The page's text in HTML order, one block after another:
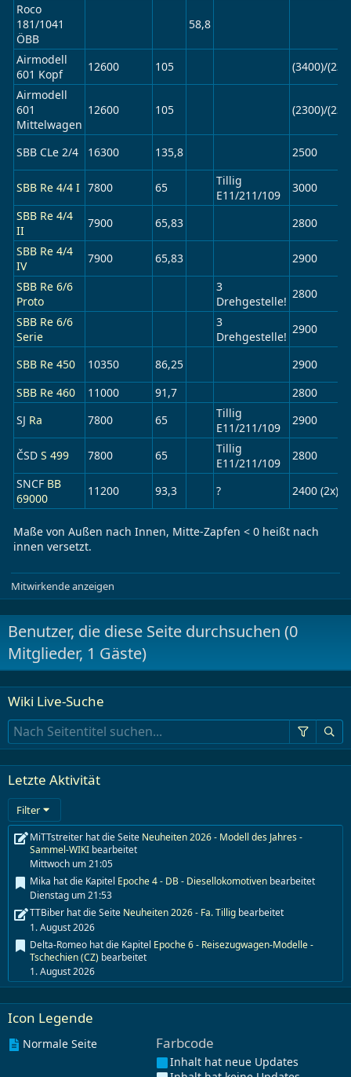
Roco
181/1041
ÖBB
58,8
Airmodell
601 Kopf
12600 105
(3400)/
Airmodell
601
Mittelwagen
12600 105 (2300)/
SBB CLe 2/4 16300 135,8 2500
SBB Re 4/4 I 7800 65
Tillig
E11/211/109
3000
SBB Re 4/4
II
7900 65,83
2800
SBB Re 4/4
IV
7900 65,83
2900
SBB Re 6/6
Proto
3
Drehgestelle!
2800
SBB Re 6/6
Serie
3
Drehgestelle!
2900
SBB Re 450 10350 86,25
2900
SBB Re 460
11000 91,7
2800
SJ Ra 7800 65
Tillig
E11/211/109
2900
ČSD S 499 7800 65
Tillig
E11/211/109
2800
SNCF BB
69000
11200 93,3 ? 2400 (2x)
Maße von Außen nach Innen, Mitte-Zapfen < 0 heißt nach
innen versetzt.
Mitwirkende anzeigen
Benutzer, die diese Seite durchsuchen (0
Mitglieder, 1 Gäste)
Wiki Live-Suche
Letzte Aktivität
Filter
MiTTstreiter hat die Seite Neuheiten 2026 - Modell des Jahres -
Sammel-WIKI bearbeitet
Mittwoch um 21:05
Mika hat die Kapitel Epoche 4 - DB - Diesellokomotiven bearbeitet
Dienstag um 21:53
TTBiber hat die Seite Neuheiten 2026 - Fa. Tillig bearbeitet
1. August 2026
Delta-Romeo hat die Kapitel Epoche 6 - Reisezugwagen-Modelle -
Tschechien (CZ) bearbeitet
1. August 2026
Delta-Romeo hat die KapitelEpoche 6 - Reisezugwagen-Modelle -
Deutschlandbearbeitet
31. Juli 2026
mal bearbeitet
Icon Legende
Normale Seite Farbcode
Inhalt hat neue Updates